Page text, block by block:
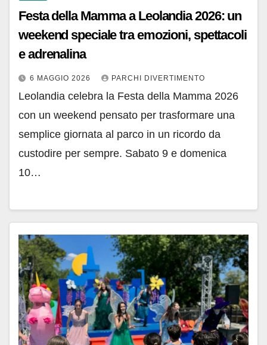
Festa della Mamma a Leolandia 2026: un
weekend speciale tra emozioni, spettacoli
e adrenalina
6 MAGGIO 2026 PARCHI DIVERTIMENTO
Leolandia celebra la Festa della Mamma 2026
con un weekend pensato per trasformare una
semplice giornata al parco in un ricordo da
custodire per sempre. Sabato 9 e domenica
10…